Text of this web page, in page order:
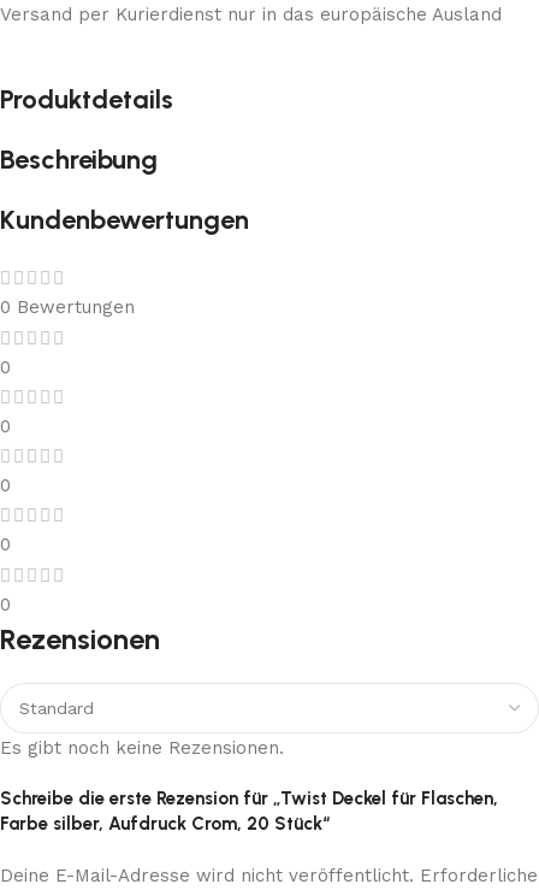
Versand per Kurierdienst nur in das europäische Ausland
Produktdetails
Beschreibung
Kundenbewertungen
0 Bewertungen
0
0
0
0
0
Rezensionen
Es gibt noch keine Rezensionen.
Schreibe die erste Rezension für „Twist Deckel für Flaschen,
Farbe silber, Aufdruck Crom, 20 Stück“
Deine E-Mail-Adresse wird nicht veröffentlicht. Erforderliche